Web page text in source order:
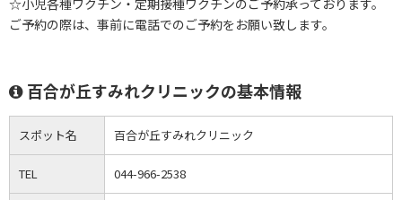
☆小児各種ワクチン・定期接種ワクチンのご予約承っております。
ご予約の際は、事前に電話でのご予約をお願い致します。
百合が丘すみれクリニックの基本情報
スポット名 百合が丘すみれクリニック
TEL 044-966-2538